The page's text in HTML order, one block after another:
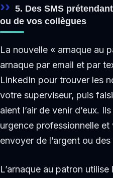
5. Des SMS
ou de vos collègues
La nouvelle « arnaque au
arnaque par email et par
LinkedIn pour trouver les
votre superviseur, puis
aient l’air de venir d’eux.
urgence professionnelle
envoyer de l’argent ou
L’arnaque au patron